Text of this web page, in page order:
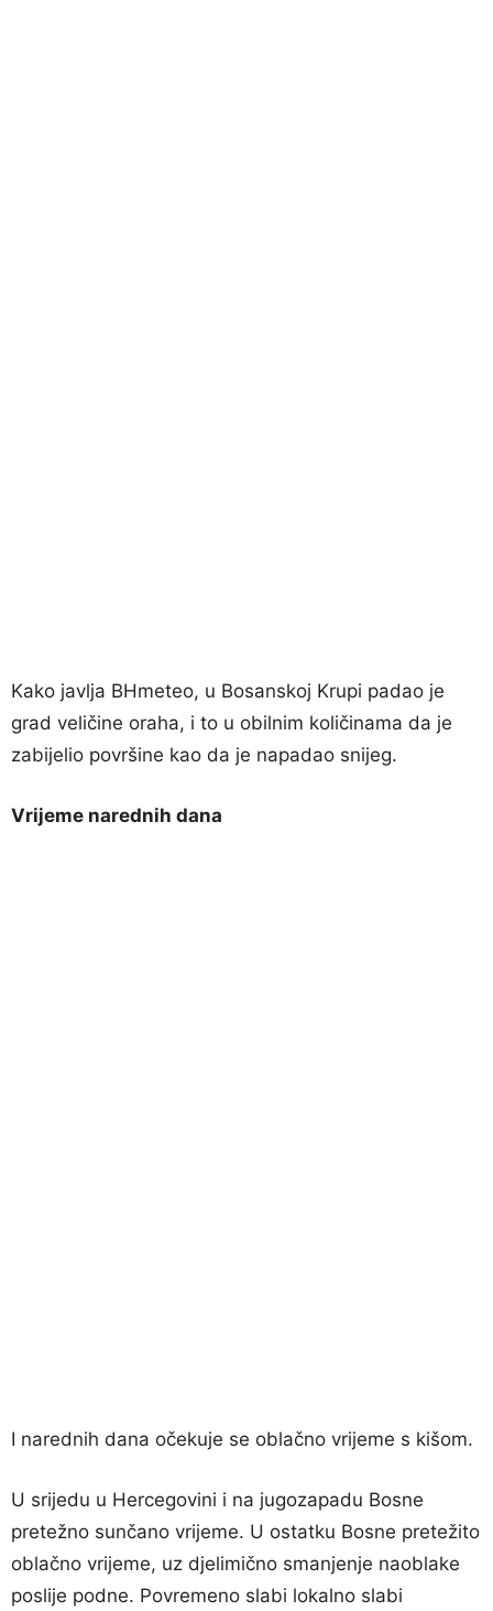
Kako javlja BHmeteo, u Bosanskoj Krupi padao je
grad veličine oraha, i to u obilnim količinama da je
zabijelio površine kao da je napadao snijeg.
Vrijeme narednih dana
I narednih dana očekuje se oblačno vrijeme s kišom.
U srijedu u Hercegovini i na jugozapadu Bosne
pretežno sunčano vrijeme. U ostatku Bosne pretežito
oblačno vrijeme, uz djelimično smanjenje naoblake
poslije podne. Povremeno slabi lokalno slabi